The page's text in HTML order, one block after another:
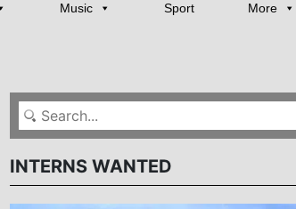
Music Sport More
INTERNS WANTED